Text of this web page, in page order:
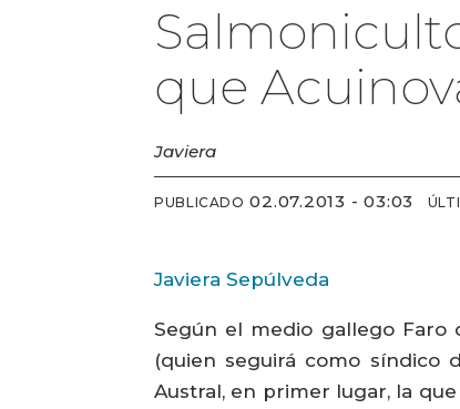
que
Javiera
PUBLICADO 02.07.2013 - 03:03
Javiera Sepúlveda
Según el medio gallego Faro
(quien seguirá como síndico
Austral, en primer lugar, la